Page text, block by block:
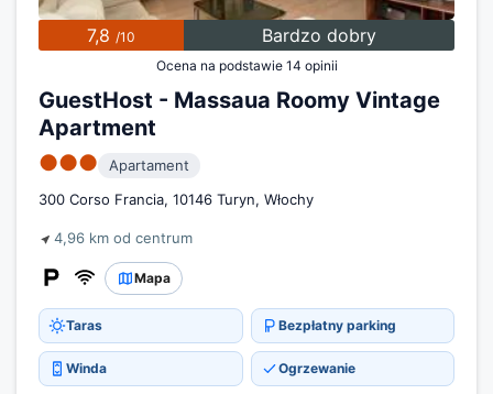
7,8 /10 Bardzo dobry
Ocena na podstawie 14 opinii
GuestHost - Massaua Roomy Vintage
Apartment
●●●
Apartament
300 Corso Francia, 10146 Turyn, Włochy
4,96 km od centrum
Mapa
Taras Bezpłatny parking
Winda Ogrzewanie